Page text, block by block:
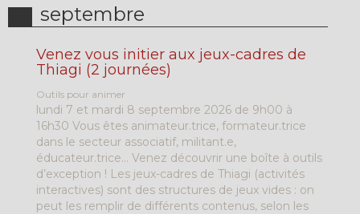
septembre
Venez vous initier aux jeux-cadres de
Thiagi (2 journées)
Outils pour animer
lundi 7 et mardi 8 septembre 2026 de 9h00 à
16h30 Vous êtes animateur.trice, formateur.trice
dans le secteur associatif, militant.e,
éducateur.trice... Venez découvrir une boîte à outils
d’exception ! Les jeux-cadres de Thiagi (activités
interactives) sont des structures de jeux vides : on
peut les remplir de différents contenus, selon les